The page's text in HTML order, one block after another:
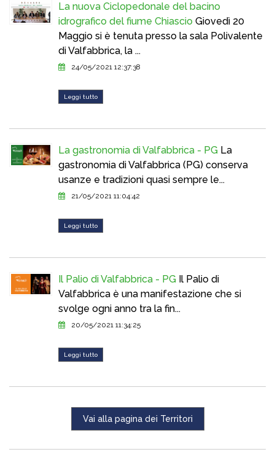
La nuova Ciclopedonale del bacino
idrografico del fiume Chiascio Giovedì 20
Maggio si è tenuta presso la sala Polivalente
di Valfabbrica, la ...
24/05/2021 12:37:38
Leggi tutto
La gastronomia di Valfabbrica - PG La
gastronomia di Valfabbrica (PG) conserva
usanze e tradizioni quasi sempre le...
21/05/2021 11:04:42
Leggi tutto
Il Palio di Valfabbrica - PG Il Palio di
Valfabbrica è una manifestazione che si
svolge ogni anno tra la fin...
20/05/2021 11:34:25
Leggi tutto
Vai alla pagina dei Territori